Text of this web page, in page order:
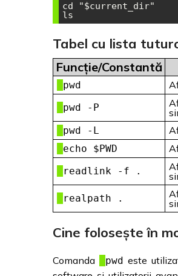
cd "$current_dir"
Tabel cu lista
Funcție/Constantă
pwd
pwd -P
pwd -L
echo $PWD
readlink -f .
realpath .
Cine folosește în
Comanda pwd este